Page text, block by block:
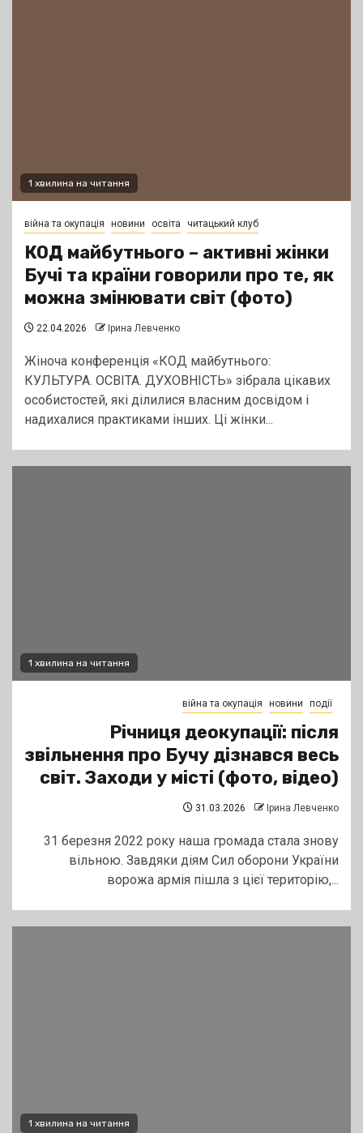
1 хвилина на читання
війна та окупація новини освіта читацький клуб
КОД майбутнього – активні жінки
Бучі та країни говорили про те, як
можна змінювати світ (фото)
22.04.2026 Ірина Левченко
Жіноча конференція «КОД майбутнього:
КУЛЬТУРА. ОСВІТА. ДУХОВНІСТЬ» зібрала цікавих
особистостей, які ділилися власним досвідом і
надихалися практиками інших. Ці жінки...
1 хвилина на читання
війна та окупація новини події
Річниця деокупації: після
звільнення про Бучу дізнався весь
світ. Заходи у місті (фото, відео)
31.03.2026 Ірина Левченко
31 березня 2022 року наша громада стала знову
вільною. Завдяки діям Сил оборони України
ворожа армія пішла з цієї територію,...
1 хвилина на читання